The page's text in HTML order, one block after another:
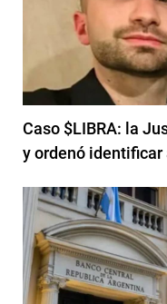
Caso $LIBRA: la
y ordenó